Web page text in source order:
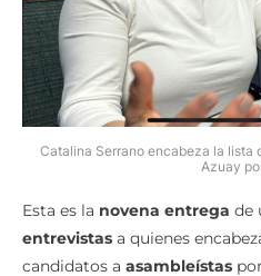
Catalina Serrano encabeza la lista
de
entrevistasa quienes
candidatos a asambleístas
Generales 2025, que serán